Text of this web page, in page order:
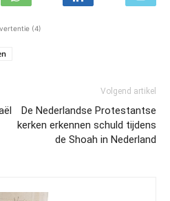
(4)
Volgend artikel
De Nederlandse Protestantse
kerken erkennen schuld tijdens
de Shoah in Nederland